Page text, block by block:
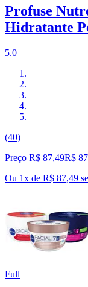
Profuse
Hidratante
5.0
(40)
Preço R$ 87,49R$ 87
Ou 1x de R$ 87,49
Full